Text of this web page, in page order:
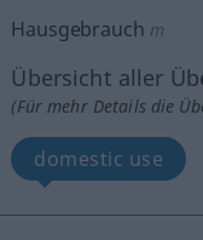
Hausgebrauch m
Übersicht aller
(Für mehr Details die
domestic use